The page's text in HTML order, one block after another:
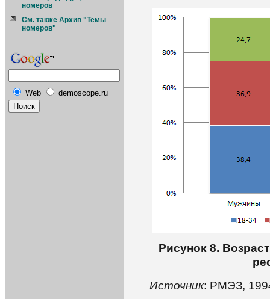
номеров
См. также Архив "Темы
номеров"
Web demoscope.ru
Рисунок 8.
Источник: РМЭЗ,